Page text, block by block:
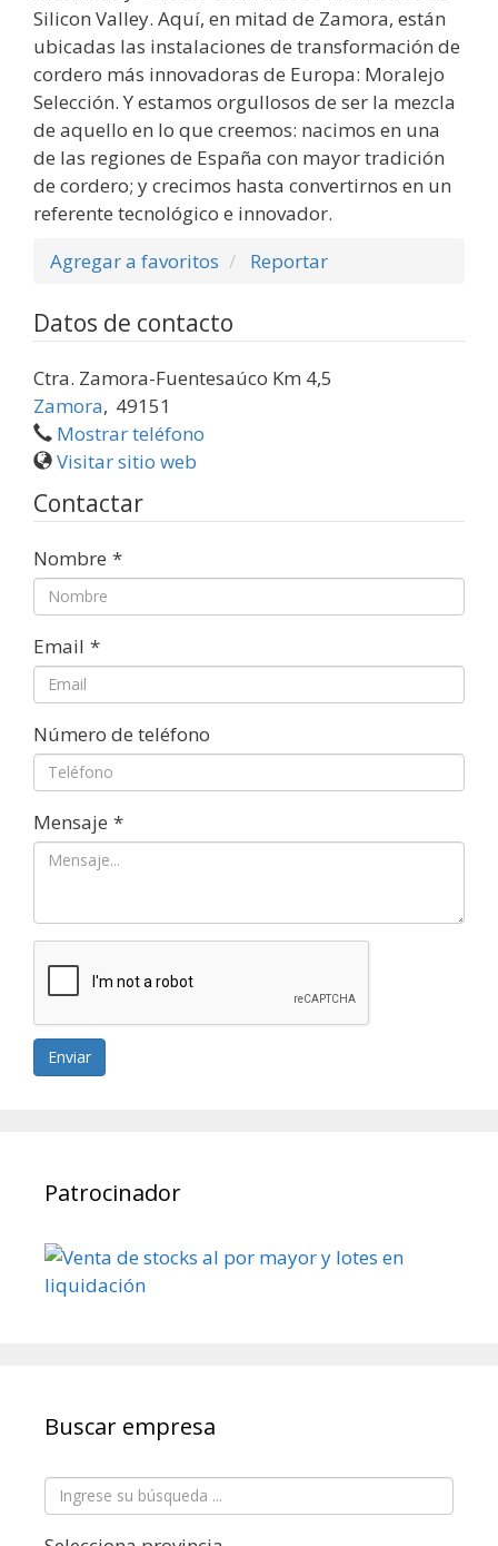
Silicon Valley. Aquí, en mitad de Zamora, están
ubicadas las instalaciones de transformación de
cordero más innovadoras de Europa: Moralejo
Selección. Y estamos orgullosos de ser la mezcla
de aquello en lo que creemos: nacimos en una
de las regiones de España con mayor tradición
de cordero; y crecimos hasta convertirnos en un
referente tecnológico e innovador.
Agregar a favoritos
Reportar
Datos de contacto
Ctra. Zamora-Fuentesaúco Km 4,5
Zamora, 49151
Mostrar teléfono
Visitar sitio web
Contactar
Nombre *
Email *
Número de teléfono
Mensaje *
Enviar
Patrocinador
Buscar empresa